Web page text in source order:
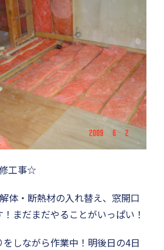
工事☆
体・断熱材の入れ替え、窓開口
まだまだやることがいっぱい！
しながら作業中！明後日の4日